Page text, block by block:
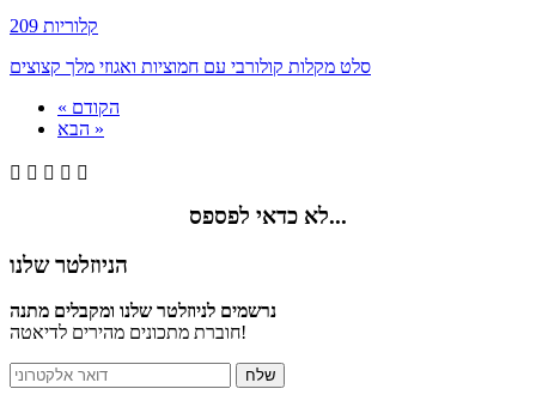
209 קלוריות
סלט מקלות קולורבי עם חמוציות ואגוזי מלך קצוצים
« הקודם
הבא »
    
לא כדאי לפספס...
הניוזלטר שלנו
נרשמים לניוזלטר שלנו ומקבלים מתנה
חוברת מתכונים מהירים לדיאטה!